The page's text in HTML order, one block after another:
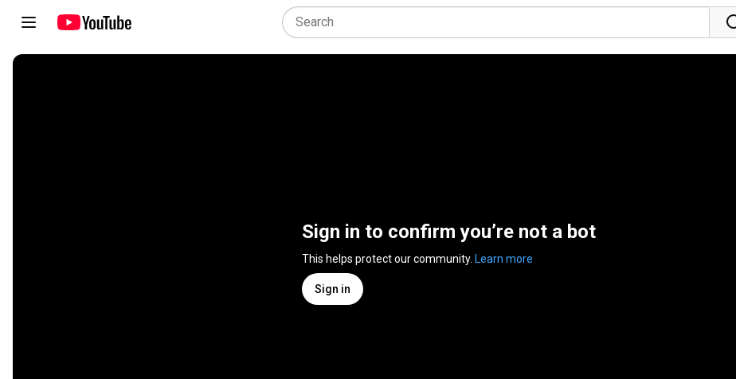
Sign in to confirm you’re not a bot
This helps protect our community. Learn more
Sign in